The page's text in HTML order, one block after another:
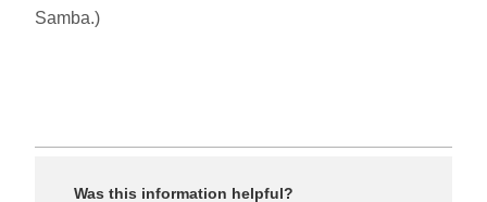
Samba.)
Was this information helpful?